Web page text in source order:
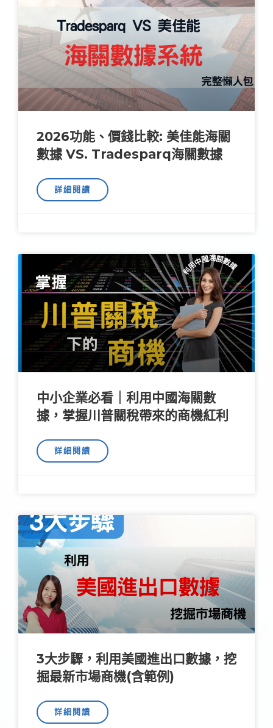
2026功能、價錢比較: 美佳能海關
數據 VS. Tradesparq海關數據
詳細閱讀
中小企業必看｜利用中國海關數
據，掌握川普關稅帶來的商機紅利
詳細閱讀
3大步驟，利用美國進出口數據，挖
掘最新市場商機(含範例)
詳細閱讀